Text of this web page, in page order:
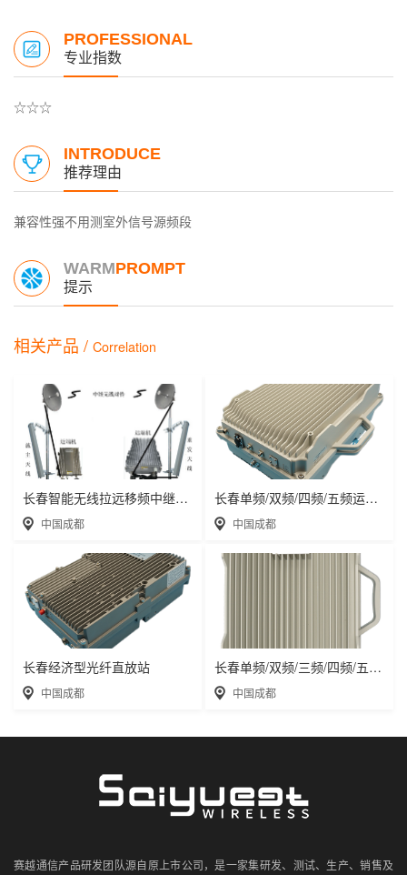
PROFESSIONAL
专业指数
☆☆☆
INTRODUCE
推荐理由
兼容性强不用测室外信号源频段
WARMPROMPT
提示
相关产品 / Correlation
长春智能无线拉远移频中继直放站近端机远端机
中国成都
长春单频/双频/四频/五频运营级数字光纤直放
中国成都
长春经济型光纤直放站
中国成都
长春单频/双频/三频/四频/五频电信级无线直
中国成都
赛越通信产品研发团队源自原上市公司，是一家集研发、测试、生产、销售及